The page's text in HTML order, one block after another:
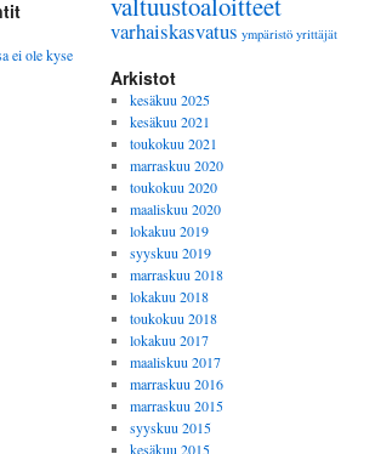
ei ole kyse
varhaiskasvatus ympäristö yrittäjät
Arkistot
kesäkuu 2025
kesäkuu 2021
toukokuu 2021
marraskuu 2020
toukokuu 2020
maaliskuu 2020
lokakuu 2019
syyskuu 2019
marraskuu 2018
lokakuu 2018
toukokuu 2018
lokakuu 2017
maaliskuu 2017
marraskuu 2016
marraskuu 2015
syyskuu 2015
kesäkuu 2015